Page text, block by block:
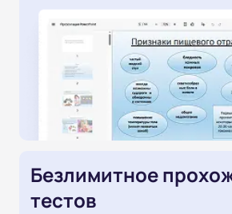
Безлимитное
тестов